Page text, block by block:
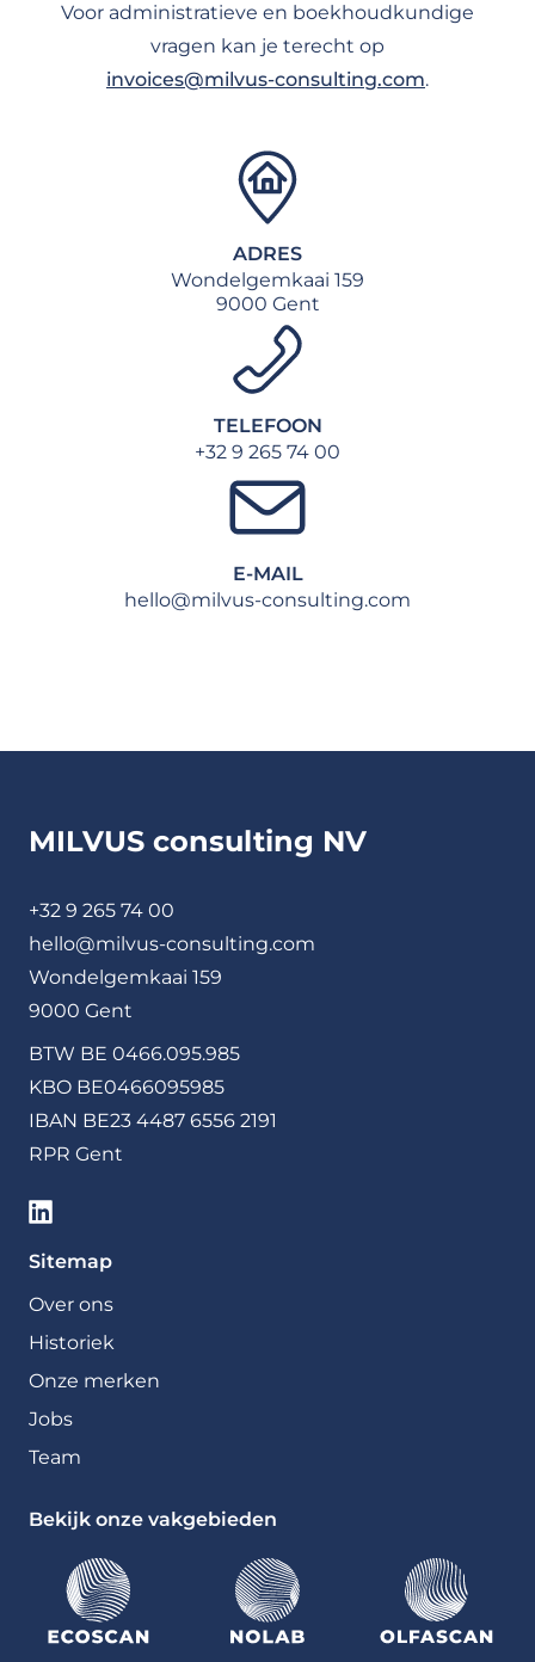
Voor administratieve en boekhoudkundige
vragen kan je terecht op
invoices@milvus-consulting.com.
ADRES
Wondelgemkaai 159
9000 Gent
TELEFOON
+32 9 265 74 00
E-MAIL
hello@milvus-consulting.com
MILVUS consulting NV
+32 9 265 74 00
hello@milvus-consulting.com
Wondelgemkaai 159
9000 Gent
BTW BE 0466.095.985
KBO BE0466095985
IBAN BE23 4487 6556 2191
RPR Gent
Sitemap
Over ons
Historiek
Onze merken
Jobs
Team
Bekijk onze vakgebieden